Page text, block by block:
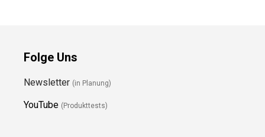
Folge Uns
Newsletter (in Planung)
YouTube (Produkttests)